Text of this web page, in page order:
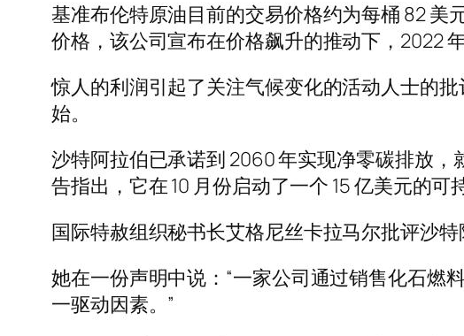
基准布伦特原油目前的交易价格约为每桶 82 美
价格，该公司宣布在价格飙升的推动下，2022
惊人的利润引起了关注气候变化的活动人士的
始。
沙特阿拉伯已承诺到 2060 年实现净零碳排放
告指出，它在 10 月份启动了一个 15 亿美元的
国际特赦组织秘书长艾格尼丝卡拉马尔批评沙
她在一份声明中说：“一家公司通过销售化石燃
一驱动因素。”